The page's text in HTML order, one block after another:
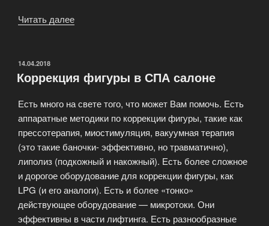
Читать далее
концепция
ОПУБЛИКОВАНО
14.04.2018
Коррекция фигуры в СПА салоне
Есть много на свете того, что может Вам помочь. Есть
аппаратные методики по коррекции фигуры, такие как
прессотерапия, миостимуляция, вакуумная терапия
(это такие баночки- эффективно, но травматично),
липолиз (подкожный и накожный). Есть более сложное
и дорогое оборудование для коррекции фигуры, как
LPG (и его аналоги). Есть и более «тонко»
действующее оборудование — микротоки. Они
эффективны в части лифтинга. Есть разнообразные